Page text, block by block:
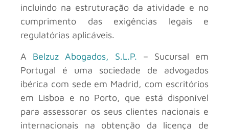
incluindo na estruturação da atividade e no
cumprimento das exigências legais e
regulatórias aplicáveis.
A Belzuz Abogados, S.L.P. – Sucursal em
Portugal é uma sociedade de advogados
ibérica com sede em Madrid, com escritórios
em Lisboa e no Porto, que está disponível
para assessorar os seus clientes nacionais e
internacionais na obtenção da licença de